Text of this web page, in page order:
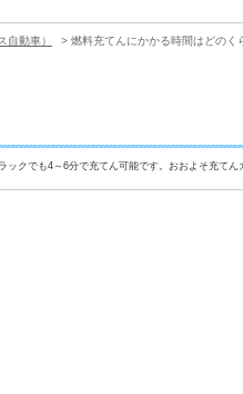
自動車） > 燃料充てんにかかる時間はどのく
ックでも4～6分で充てん可能です。おおよそ充て